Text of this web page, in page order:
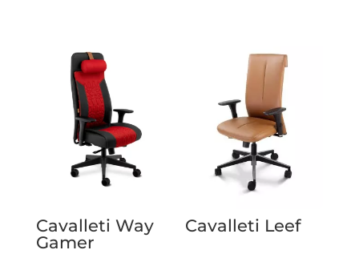
Cavalleti Way
Gamer
Cavalleti Leef